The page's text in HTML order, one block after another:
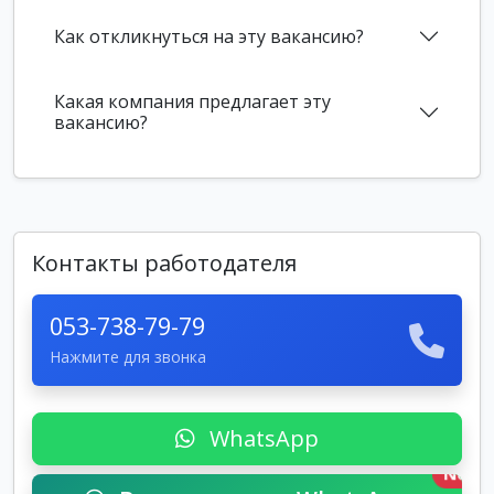
Как откликнуться на эту вакансию?
Какая компания предлагает эту
вакансию?
Контакты работодателя
053-738-79-79
Нажмите для звонка
WhatsApp
New